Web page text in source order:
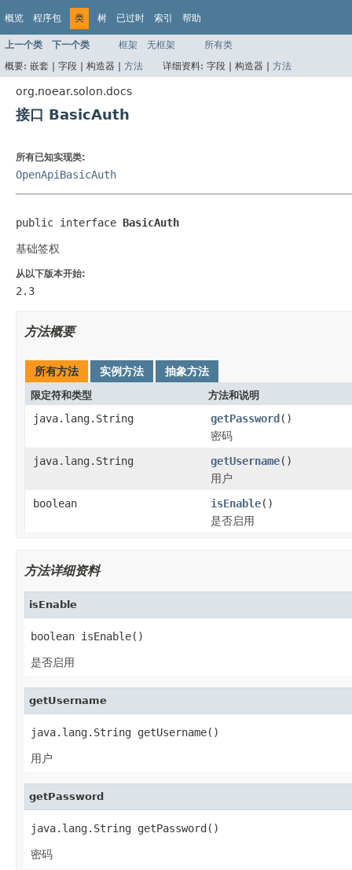
概览 程序包 类 树 已过时 索引 帮助
上一个类 下一个类 框架 无框架
所有类
概要: 嵌套 | 字段 | 构造器 | 方法 详细资料: 字段 | 构造器 | 方法
org.noear.solon.docs
接口 BasicAuth
所有已知实现类:
OpenApiBasicAuth
public interface BasicAuth
基础签权
从以下版本开始:
2.3
方法概要
所有方法 实例方法 抽象方法
限定符和类型 方法和说明
java.lang.String getPassword()
密码
java.lang.String
getUsername()
用户
boolean
isEnable()
是否启用
方法详细资料
isEnable
boolean isEnable()
是否启用
getUsername
java.lang.String getUsername()
用户
getPassword
java.lang.String getPassword()
密码